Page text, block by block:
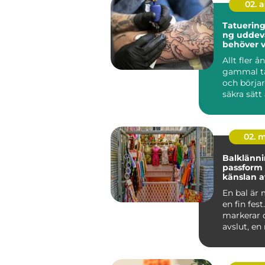
02.
ng uddevalla
behöver
Allt fler
gammal
och
säkra
02.
passform
känslan
En bal är
en fin
markerar
avslut, en